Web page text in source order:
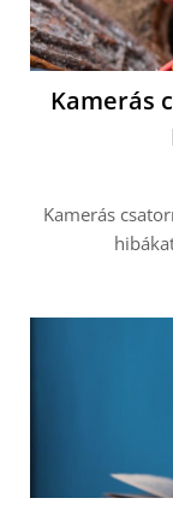
Kamerás
Kamerás